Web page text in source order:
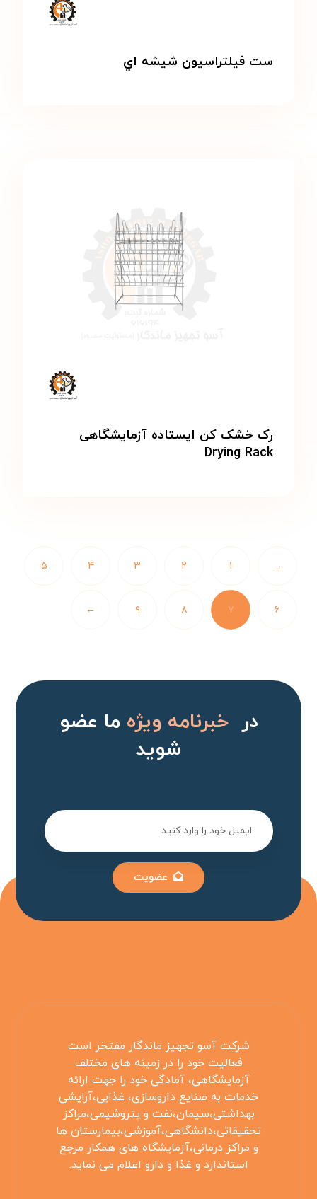
ست فيلتراسيون شيشه اي
رک خشک کن ایستاده آزمایشگاهی
Drying Rack
→ ۱ ۲ ۳ ۴ ۵
۶ ۷ ۸ ۹ ←
درخبرنامه ویژهما عضو
شوید
عضویت
شرکت آسو تجهیز ماندگار مفتخر است
فعالیت خود را در زمینه های مختلف
آزمایشگاهی، آمادگی خود را جهت ارائه
خدمات به صنایع داروسازی، غذایی،آرایشی
بهداشتی،سیمان،نفت و پتروشیمی،مراکز
تحقیقاتی،دانشگاهی،آموزشی،بیمارستان ها
و مراکز درمانی،آزمایشگاه های همکار مرجع
استاندارد و غذا و دارو اعلام می نماید.